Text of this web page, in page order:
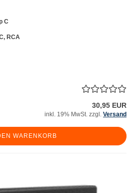
C
RCA
30,95 EUR
inkl. 19% MwSt. zzgl. Versand
WARENKORB